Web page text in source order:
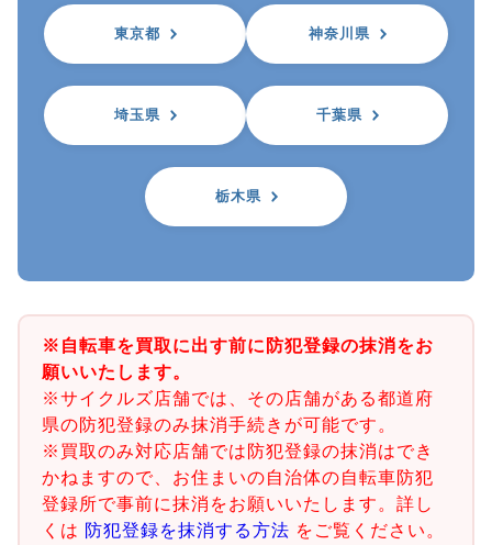
東京都 神奈川県
埼玉県 千葉県
栃木県
※自転車を買取に出す前に防犯登録の抹消をお
願いいたします。
※サイクルズ店舗では、その店舗がある都道府
県の防犯登録のみ抹消手続きが可能です。
※買取のみ対応店舗では防犯登録の抹消はでき
かねますので、お住まいの自治体の自転車防犯
登録所で事前に抹消をお願いいたします。詳し
くは 防犯登録を抹消する方法 をご覧ください。